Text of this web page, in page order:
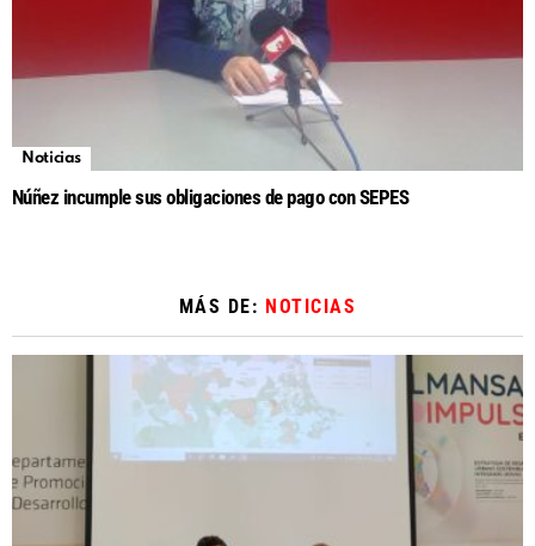
Noticias
Núñez incumple sus obligaciones de pago con SEPES
MÁS DE: NOTICIAS